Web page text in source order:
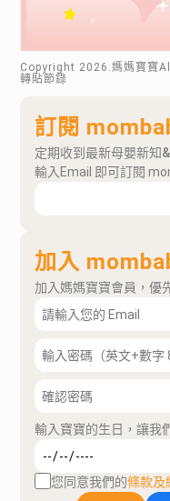
Copyright 2026 .媽媽寶寶
轉貼節錄
訂閱
定期收到最新母嬰新知
輸入Email 即可訂閱
加入
加入媽媽寶寶會員，優
輸入寶寶的生日，讓我
您同意我們的條款及